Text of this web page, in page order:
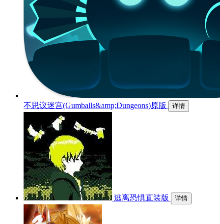
不思议迷宫(Gumballs&amp;Dungeons)原版 详情
逃离恐惧直装版 详情